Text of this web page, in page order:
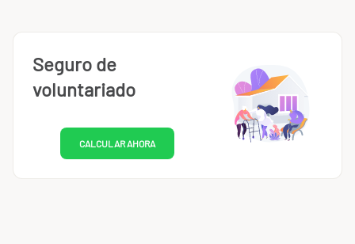
Seguro de
voluntariado
CALCULAR AHORA